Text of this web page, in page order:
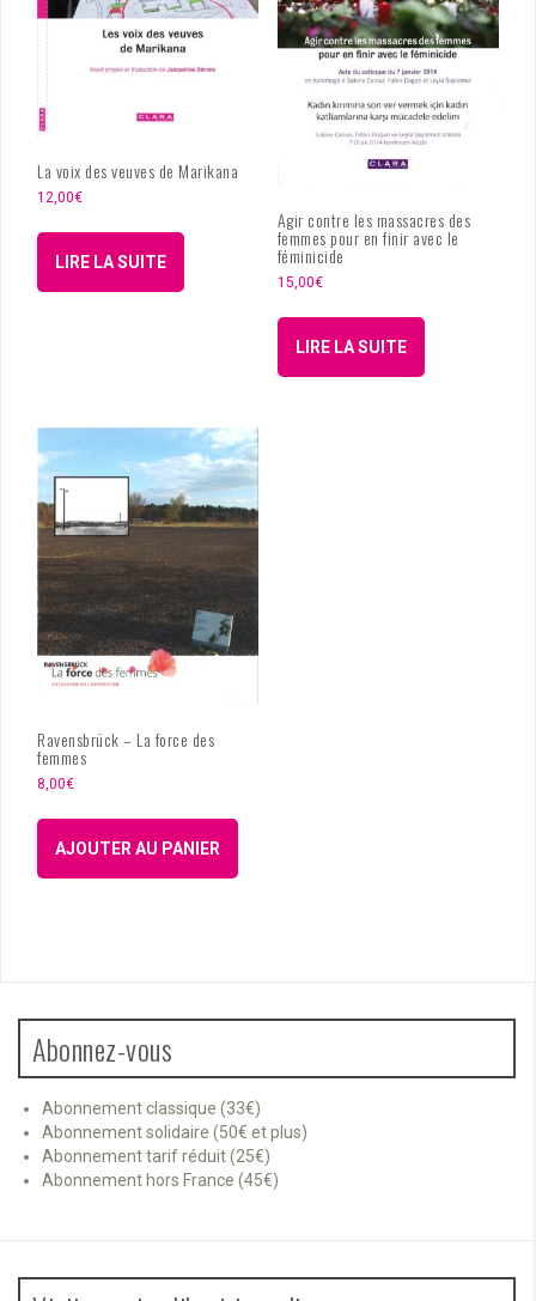
La voix des veuves de Marikana
12,00€
LIRE LA SUITE
Agir contre les massacres des
femmes pour en finir avec le
féminicide
15,00€
LIRE LA SUITE
Ravensbrück – La force des
femmes
8,00€
AJOUTER AU PANIER
Abonnez-vous
Abonnement classique (33€)
Abonnement solidaire (50€ et plus)
Abonnement tarif réduit (25€)
Abonnement hors France (45€)